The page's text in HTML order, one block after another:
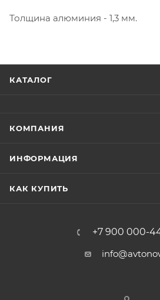
Толщина алюминия - 1,3 мм.
КАТАЛОГ
КОМПАНИЯ
ИНФОРМАЦИЯ
КАК КУПИТЬ
+7 900 000-